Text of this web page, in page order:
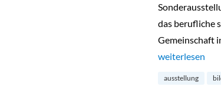
das berufliche
Gemeinschaft
„Little America
weiterlesen
ausstellung